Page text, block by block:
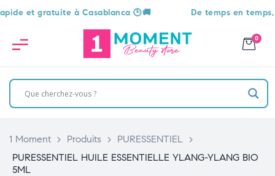
gratuite à Casablanca 🕒🚚 De temps en temps,
0
1 Moment > Produits > PURESSENTIEL >
PURESSENTIEL HUILE ESSENTIELLE YLANG-YLANG BIO
5ML